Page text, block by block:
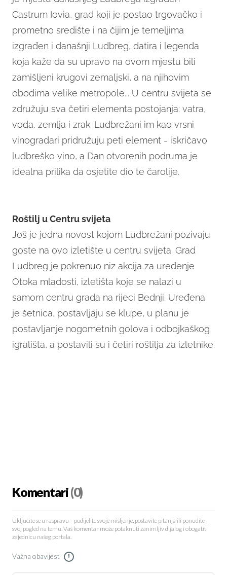
Castrum Iovia, grad koji je postao trgovačko i
prometno središte i na čijim je temeljima
izgrađen i današnji Ludbreg, datira i legenda
koja kaže da su upravo na ovom mjestu bili
zamišljeni krugovi zemaljski, a na njihovim
obodima velike metropole... U centru svijeta se
združuju sva četiri elementa postojanja: vatra,
voda, zemlja i zrak. Ludbrežani im kao vrsni
vinogradari pridružuju peti element - iskričavo
ludbreško vino, a Dan otvorenih podruma je
idealna prilika da osjetite dio te čarolije.
Roštilj u Centru svijeta
Još je jedna novost kojom Ludbrežani pozivaju
goste na ovo izletište u centru svijeta. Grad
Ludbreg je pokrenuo niz akcija za uređenje
Otoka mladosti, izletišta koje se nalazi u
samom centru grada na rijeci Bednji. Uređena
je šetnica, postavljaju se klupe, u planu je
postavljanje nogometnih golova i odbojkaškog
igrališta, a postavili su i četiri roštilja za izletnike.
Komentari(0)
Uključite se u raspravu – podijelite svoje mišljenje, postavite pitanja ili ponudite
svoj pogled na temu. Vaš komentar može potaknuti zanimljiv dijalog i obogatiti
zajednicu našeg portala.
Važna obavijest !